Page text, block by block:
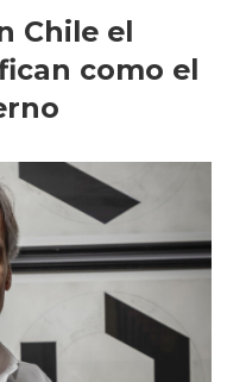
Chile el
como el